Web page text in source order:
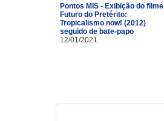
Pontos MIS - Exibição do filme
Futuro do Pretérito:
Tropicalismo now! (2012)
seguido de bate-papo
12/01/2021